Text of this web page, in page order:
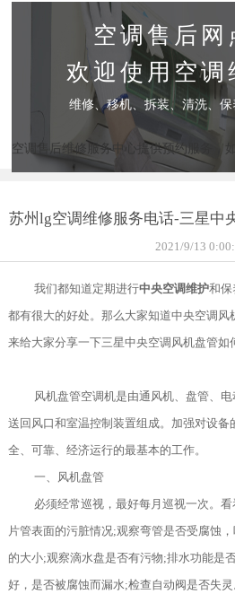
空调售后网
欢迎使用空调
维修、移机、拆装、清洗、
空调售后维修服务中心提供预约服务，
苏州lg空调维修服务电话-三星中
2021/9/13
我们都知道定期进行中央空调维护和保
都有很大的好处。那么大家知道中央空调风
来给大家分享一下三星中央空调风机盘管如
风机盘管空调机是由通风机、盘管、
送回风口和室温控制装置组成。加强对设
全、可靠、经济运行的最基本的工作。
一、风机盘管
必须经常巡视，最好每月巡视一次。
片管表面的污脏情况;观察弯管是否受腐蚀
的大小;观察滴水盘是否有污物;排水功能是
好，是否被腐蚀而漏水;检查自动阀是否失